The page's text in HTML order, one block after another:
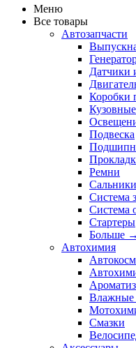
Меню
Все товары
Автозапчасти
Датчики
Коробки
Подвеска
Ремни
Сальники
Система
Система
Стартеры
Больше →
Автохимия
Влажные
Смазки